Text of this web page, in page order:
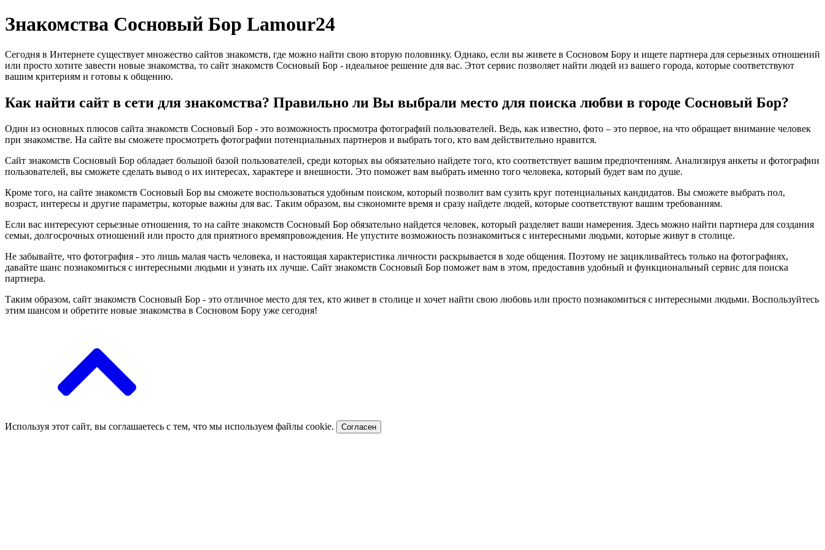
Знакомства Сосновый Бор Lamour24
Сегодня в Интернете существует множество сайтов знакомств, где можно найти свою вторую половинку. Однако, если вы живете в Сосновом Бору и ищете партнера для серьезных отношений
или просто хотите завести новые знакомства, то сайт знакомств Сосновый Бор - идеальное решение для вас. Этот сервис позволяет найти людей из вашего города, которые соответствуют
вашим критериям и готовы к общению.
Как найти сайт в сети для знакомства? Правильно ли Вы выбрали место для поиска любви в городе Сосновый Бор?
Один из основных плюсов сайта знакомств Сосновый Бор - это возможность просмотра фотографий пользователей. Ведь, как известно, фото – это первое, на что обращает внимание человек
при знакомстве. На сайте вы сможете просмотреть фотографии потенциальных партнеров и выбрать того, кто вам действительно нравится.
Сайт знакомств Сосновый Бор обладает большой базой пользователей, среди которых вы обязательно найдете того, кто соответствует вашим предпочтениям. Анализируя анкеты и фотографии
пользователей, вы сможете сделать вывод о их интересах, характере и внешности. Это поможет вам выбрать именно того человека, который будет вам по душе.
Кроме того, на сайте знакомств Сосновый Бор вы сможете воспользоваться удобным поиском, который позволит вам сузить круг потенциальных кандидатов. Вы сможете выбрать пол,
возраст, интересы и другие параметры, которые важны для вас. Таким образом, вы сэкономите время и сразу найдете людей, которые соответствуют вашим требованиям.
Если вас интересуют серьезные отношения, то на сайте знакомств Сосновый Бор обязательно найдется человек, который разделяет ваши намерения. Здесь можно найти партнера для создания
семьи, долгосрочных отношений или просто для приятного времяпровождения. Не упустите возможность познакомиться с интересными людьми, которые живут в столице.
Не забывайте, что фотография - это лишь малая часть человека, и настоящая характеристика личности раскрывается в ходе общения. Поэтому не зацикливайтесь только на фотографиях,
давайте шанс познакомиться с интересными людьми и узнать их лучше. Сайт знакомств Сосновый Бор поможет вам в этом, предоставив удобный и функциональный сервис для поиска
партнера.
Таким образом, сайт знакомств Сосновый Бор - это отличное место для тех, кто живет в столице и хочет найти свою любовь или просто познакомиться с интересными людьми. Воспользуйтесь
этим шансом и обретите новые знакомства в Сосновом Бору уже сегодня!
Используя этот сайт, вы соглашаетесь с тем, что мы используем файлы cookie. Согласен